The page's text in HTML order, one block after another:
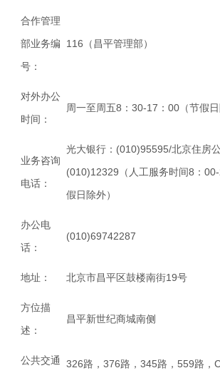
合作管理
部业务编
号：
116（昌平管理部）
对外办公
时间：
周一至周五8：30-17：00（节假日
业务咨询
电话：
光大银行：(010)95595/北京住房
(010)12329（人工服务时间8：
假日除外）
办公电
话：
(010)69742287
地址： 北京市昌平区鼓楼南街19号
方位描
述：
昌平新世纪商城南侧
公共交通
326路，376路，345路，559路，